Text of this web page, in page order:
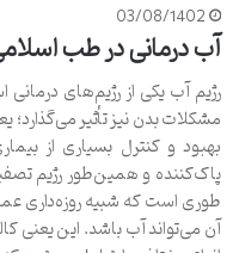
03/08/1402
آب درمانی در طب
رژیم آب یکی از رژیم‌های
مشکلات بدن نیز تأثیر می‌گذارد؛
بهبود و کنترل بسیاری از
پاک‌کننده و همین‌طور رژیم
طوری است که شبیه روزه‌داری
آن می‌تواند آب باشد. این یعنی